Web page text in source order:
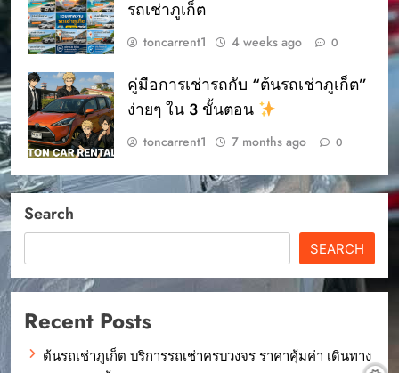
รถเช่าภูเก็ต
toncarrent1 4 weeks ago 0
คู่มือการเช่ารถกับ “ต้นรถเช่าภูเก็ต”
ง่ายๆ ใน 3 ขั้นตอน
toncarrent1 7 months ago 0
Search
SEARCH
Recent Posts
ต้นรถเช่าภูเก็ต บริการรถเช่าครบวงจร ราคาคุ้มค่า เดินทาง